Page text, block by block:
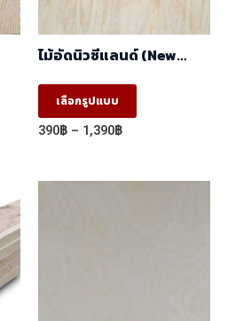
ไม้อัดนิวซีแลนด์ (New
เลือกรูปแบบ
This
product
390฿ – 1,390฿Price
through